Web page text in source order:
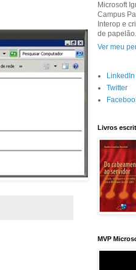
Microsoft
Campus
Interop e
de papelão.
Ver meu
LinkedIn
Twitter
Livros
MVP